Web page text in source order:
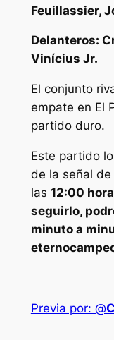
Feuillassier,
Delanteros:
Vinícius Jr.
El conjunto
empate en El
partido duro.
Este partido
de la señal
las 12:00
seguirlo,
minuto a
Previa por: @